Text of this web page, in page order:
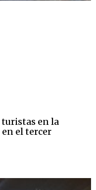
en la
en el tercer